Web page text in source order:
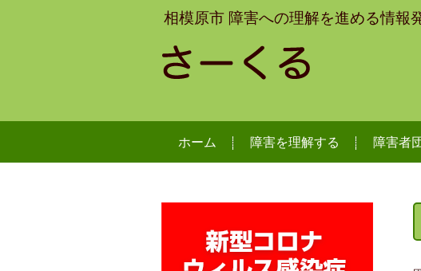
相模原市 障害への理解を進める情報
ホーム 障害を理解する 障害者